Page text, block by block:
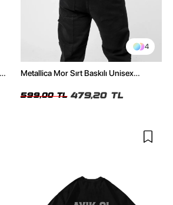
4
Metallica Mor Sırt Baskılı Unisex
599,00 TL 479,20 TL